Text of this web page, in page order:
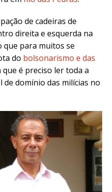
de cadeiras de
direita e esquerda na
que para muitos se
do bolsonarismo e das
que é preciso ler toda a
domínio das milícias no